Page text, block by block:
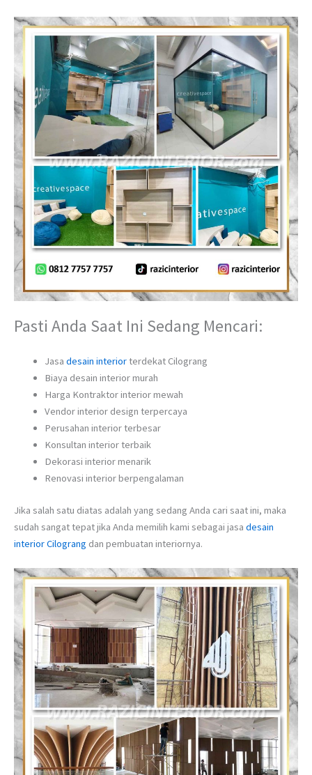
Pasti Anda Saat Ini Sedang Mencari:
Jasa desain interiorterdekat Cilograng
Biaya desain interior murah
Harga Kontraktor interior mewah
Vendor interior design terpercaya
Perusahan interior terbesar
Konsultan interior terbaik
Dekorasi interior menarik
Renovasi interior berpengalaman
Jika salah satu diatas adalah yang sedang Anda cari saat ini, maka
sudah sangat tepat jika Anda memilih kami sebagai jasa desain
interior Cilograng dan pembuatan interiornya.